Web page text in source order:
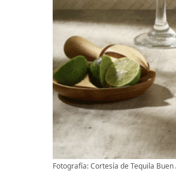
Fotografía: Cortesía de Tequila Buen